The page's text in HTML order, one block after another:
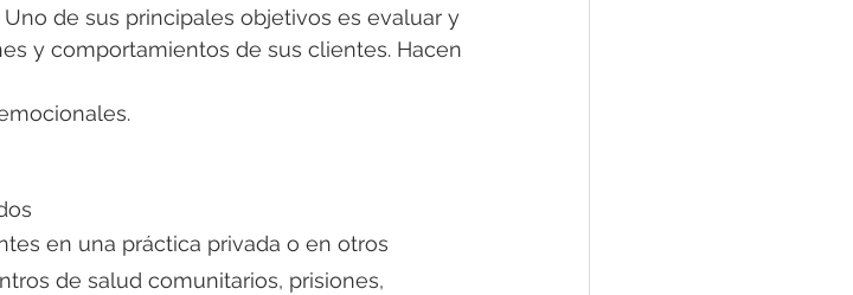
de sus principales objetivos es evaluar y
y comportamientos de sus clientes. Hacen
en una práctica privada o en otros
de salud comunitarios, prisiones,